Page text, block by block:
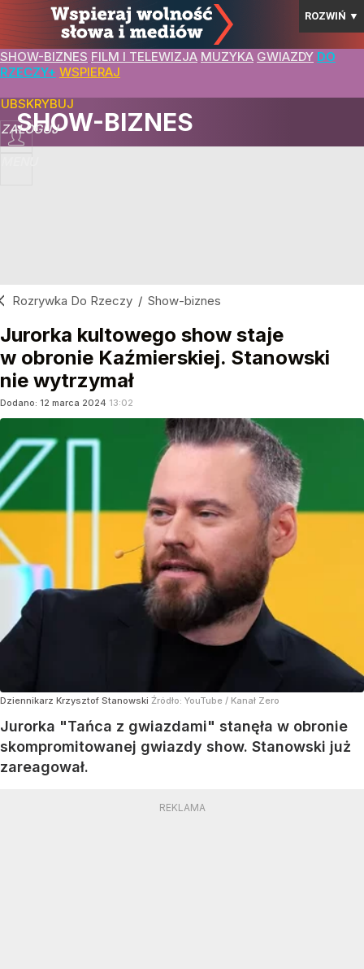
ROZWIŃ ▼
SHOW-BIZNES FILM I TELEWIZJA MUZYKA GWIAZDY DO
RZECZY+ WSPIERAJ
ZALOGUJ
SHOW-BIZNES
Rozrywka Do Rzeczy / Show-biznes
Jurorka kultowego show staje
w obronie Kaźmierskiej. Stanowski
nie wytrzymał
Dodano: 12 marca 2024 13:02
Dziennikarz Krzysztof Stanowski Źródło: YouTube / Kanał Zero
Jurorka "Tańca z gwiazdami" stanęła w obronie
skompromitowanej gwiazdy show. Stanowski już
zareagował.